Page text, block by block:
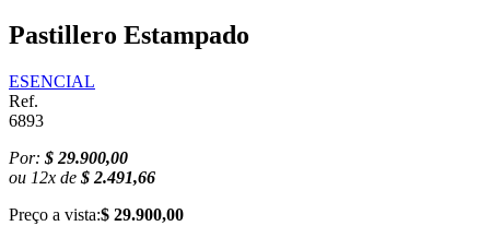
Pastillero Estampado
ESENCIAL
Ref.
6893
Por: $ 29.900,00
ou 12x de $ 2.491,66
Preço a vista:$ 29.900,00